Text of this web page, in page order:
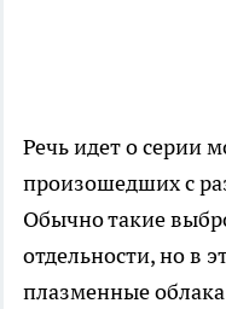
Речь идет о серии
произошедших с
Обычно такие
отдельности, но в
плазменные